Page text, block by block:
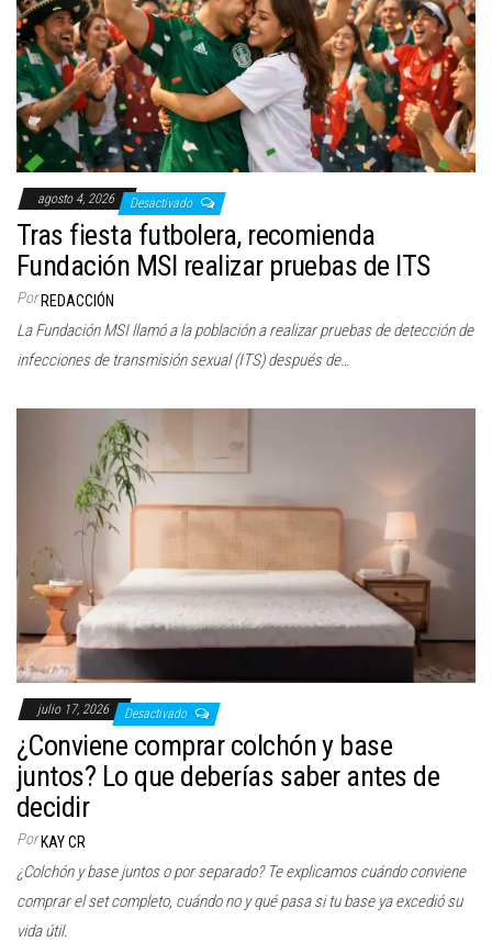
agosto 4, 2026 Desactivado
Tras fiesta futbolera, recomienda
Fundación MSI realizar pruebas de ITS
Por REDACCIÓN
La Fundación MSI llamó a la población a realizar pruebas de detección de
infecciones de transmisión sexual (ITS) después de…
julio 17, 2026 Desactivado
¿Conviene comprar colchón y base
juntos? Lo que deberías saber antes de
decidir
Por KAY CR
¿Colchón y base juntos o por separado? Te explicamos cuándo conviene
comprar el set completo, cuándo no y qué pasa si tu base ya excedió su
vida útil.